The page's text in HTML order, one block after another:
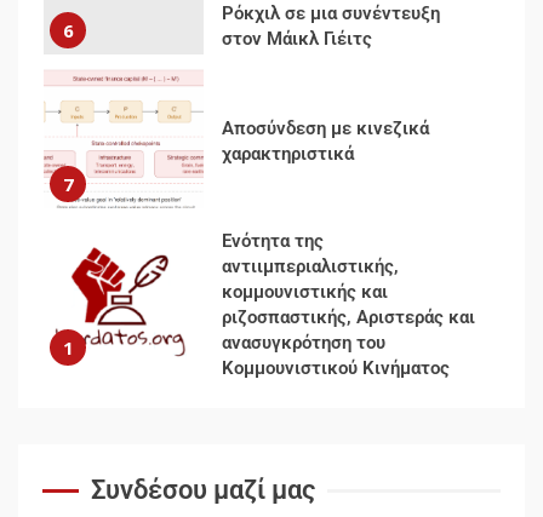
6
Ρόκχιλ σε μια συνέντευξη
στον Μάικλ Γιέιτς
7
Αποσύνδεση με κινεζικά
χαρακτηριστικά
1
Ενότητα της
αντιιμπεριαλιστικής,
κομμουνιστικής και
ριζοσπαστικής, Αριστεράς και
ανασυγκρότηση του
Κομμουνιστικού Κινήματος
Ρεύματος
Συνδέσου μαζί μας